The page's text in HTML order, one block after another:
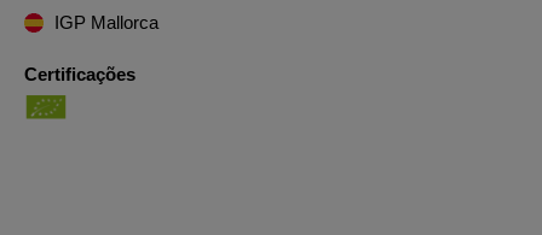
IGP Mallorca
Certificações